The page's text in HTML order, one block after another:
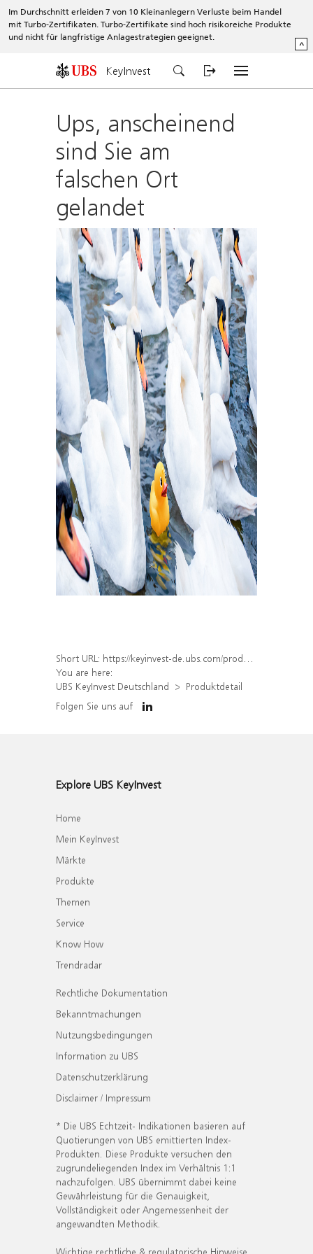
Im Durchschnitt erleiden 7 von 10 Kleinanlegern Verluste beim Handel
mit Turbo-Zertifikaten. Turbo-Zertifikate sind hoch risikoreiche Produkte
und nicht für langfristige Anlagestrategien geeignet.
^
KeyInvest
Ups, anscheinend
sind Sie am
falschen Ort
gelandet
Short URL: https://keyinvest-de.ubs.com/produkt/detail/index/isin/DE000WA6CNF6
You are here:
UBS KeyInvest Deutschland
Produktdetail
Folgen Sie uns auf
Explore UBS KeyInvest
Home
Mein KeyInvest
Märkte
Produkte
Themen
Service
Know How
Trendradar
Rechtliche Dokumentation
Bekanntmachungen
Nutzungsbedingungen
Information zu UBS
Datenschutzerklärung
Disclaimer / Impressum
* Die UBS Echtzeit- Indikationen basieren auf
Quotierungen von UBS emittierten Index-
Produkten. Diese Produkte versuchen den
zugrundeliegenden Index im Verhältnis 1:1
nachzufolgen. UBS übernimmt dabei keine
Gewährleistung für die Genauigkeit,
Vollständigkeit oder Angemessenheit der
angewandten Methodik.